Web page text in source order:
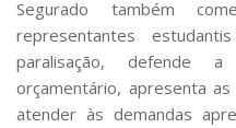
Agenda de Eventos
Defesa de Teses
Segurado também
representantes
paralisação, defende
orçamentário, apresenta
atender às demandas